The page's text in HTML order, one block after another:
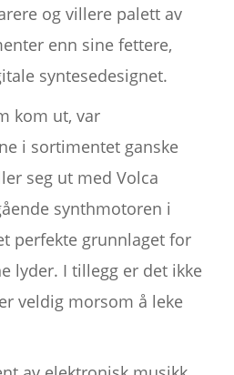
og villere palett av
enn sine fettere,
syntesedesignet.
kom ut, var
i sortimentet ganske
seg ut med Volca
synthmotoren i
perfekte grunnlaget for
lyder. I tillegg er det ikke
veldig morsom å leke